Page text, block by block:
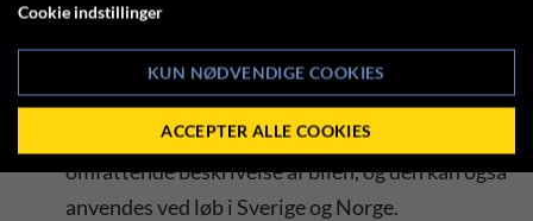
vognbøger:
National vognbog, der alene kan anvendes til løb
i Danmark.
National HTP, er en vognbog med mere
omfattende beskrivelse af bilen, og den kan også
anvendes ved løb i Sverige og Norge.
Cookie indstillinger
KUN NØDVENDIGE COOKIES
ACCEPTER ALLE COOKIES